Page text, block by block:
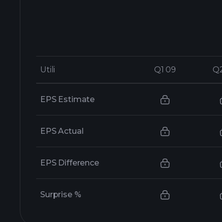
Utili Q1 09
Utili Q1 09
EPS Estimate
EPS Actual
EPS Difference
Surprise %